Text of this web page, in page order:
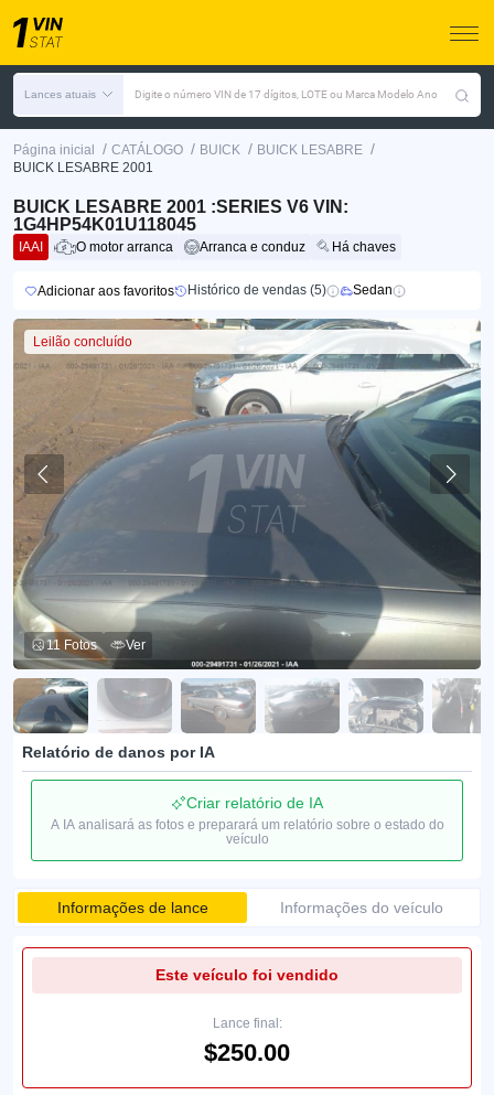
Lances atuais Digite o número VIN de 17 dígitos, LOTE ou Marca Modelo Ano
Página inicial / CATÁLOGO / BUICK / BUICK LESABRE /
BUICK LESABRE 2001
BUICK LESABRE 2001 :SERIES V6 VIN:
1G4HP54K01U118045
IAAI O motor arranca Arranca e conduz Há chaves
Adicionar aos favoritos Histórico de vendas (5) Sedan
Leilão concluído
11 Fotos Ver
Relatório de danos por IA
Criar relatório de IA
A IA analisará as fotos e preparará um relatório sobre o estado do
veículo
Informações de lance Informações do veículo
Este veículo foi vendido
Lance final:
$250.00